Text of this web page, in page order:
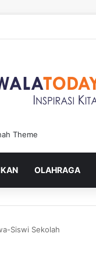
OLAHRAGA
Siswi Sekolah